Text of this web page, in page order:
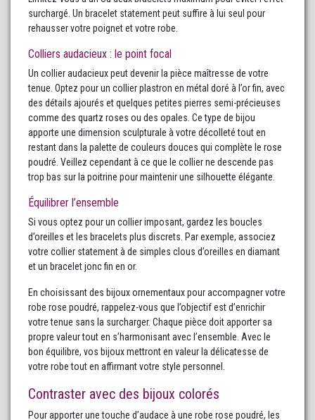
surchargé. Un bracelet statement peut suffire à lui seul pour
rehausser votre poignet et votre robe.
Colliers audacieux : le point focal
Un collier audacieux peut devenir la pièce maîtresse de votre
tenue. Optez pour un collier plastron en métal doré à l’or fin, avec
des détails ajourés et quelques petites pierres semi-précieuses
comme des quartz roses ou des opales. Ce type de bijou
apporte une dimension sculpturale à votre décolleté tout en
restant dans la palette de couleurs douces qui complète le rose
poudré. Veillez cependant à ce que le collier ne descende pas
trop bas sur la poitrine pour maintenir une silhouette élégante.
Équilibrer l’ensemble
Si vous optez pour un collier imposant, gardez les boucles
d’oreilles et les bracelets plus discrets. Par exemple, associez
votre collier statement à de simples clous d’oreilles en diamant
et un bracelet jonc fin en or.
En choisissant des bijoux ornementaux pour accompagner votre
robe rose poudré, rappelez-vous que l’objectif est d’enrichir
votre tenue sans la surcharger. Chaque pièce doit apporter sa
propre valeur tout en s’harmonisant avec l’ensemble. Avec le
bon équilibre, vos bijoux mettront en valeur la délicatesse de
votre robe tout en affirmant votre style personnel.
Contraster avec des bijoux colorés
Pour apporter une touche d’audace à une robe rose poudré, les